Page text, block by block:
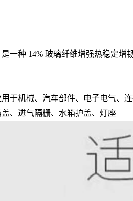
一种 14% 玻璃纤维增强热稳定增
于机械、汽车部件、电子电气、
、进气隔栅、水箱护盖、灯座